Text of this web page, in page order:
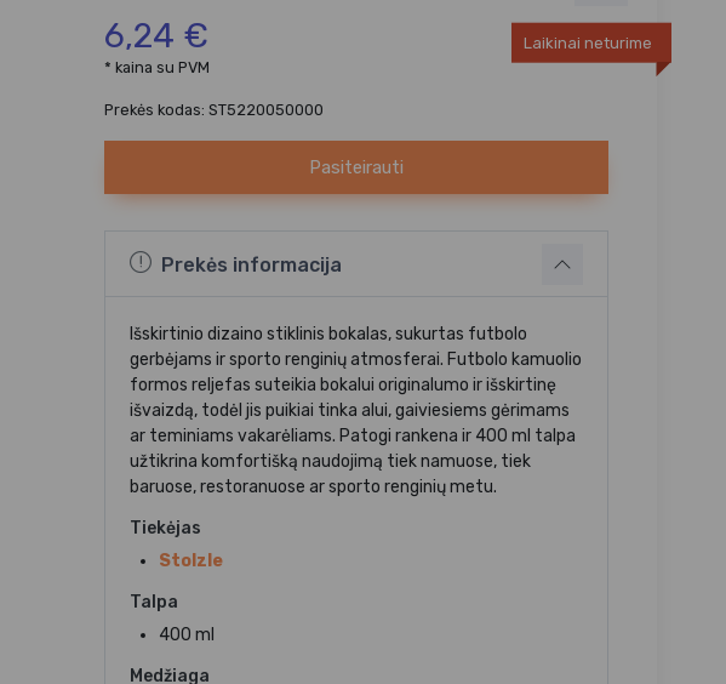
6,24 €
Laikinai neturime
* kaina su PVM
Prekės kodas: ST5220050000
Pasiteirauti
Prekės informacija
Išskirtinio dizaino stiklinis bokalas, sukurtas futbolo
gerbėjams ir sporto renginių atmosferai. Futbolo kamuolio
formos reljefas suteikia bokalui originalumo ir išskirtinę
išvaizdą, todėl jis puikiai tinka alui, gaiviesiems gėrimams
ar teminiams vakarėliams. Patogi rankena ir 400 ml talpa
užtikrina komfortišką naudojimą tiek namuose, tiek
baruose, restoranuose ar sporto renginių metu.
Tiekėjas
Stolzle
Talpa
400 ml
Medžiaga